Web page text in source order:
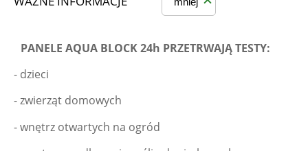
PANELE AQUA BLOCK 24h PRZETRWAJĄ TESTY:
- dzieci
- zwierząt domowych
- wnętrz otwartych na ogród